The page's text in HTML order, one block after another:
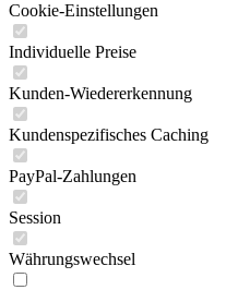
Cookie-Einstellungen
Individuelle Preise
Kunden-Wiedererkennung
Kundenspezifisches Caching
PayPal-Zahlungen
Session
Währungswechsel